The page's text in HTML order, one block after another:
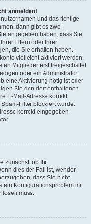
anmelden!
und das richtige
dann gibt es zwei
angegeben haben, dass Sie
Eltern oder Ihrer
die Sie erhalten haben.
vielleicht aktiviert werden.
Mitglieder erst freigeschaltet
oder ein Administrator.
eine Aktivierung nötig ist oder
Sie den dort enthaltenen
E-Mail-Adresse korrekt
Filter blockiert wurde.
korrekt eingegeben
zunächst, ob Ihr
dies der Fall ist, wenden
dass Sie nicht
ein Konfigurationsproblem mit
lösen muss.